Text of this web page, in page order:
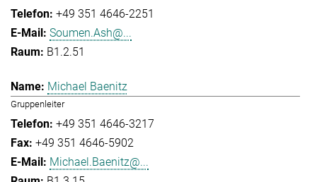
+49 351 4646-2251
Soumen.Ash@...
B1.2.51
Michael Baenitz
Gruppenleiter
+49 351 4646-3217
+49 351 4646-5902
Michael.Baenitz@...